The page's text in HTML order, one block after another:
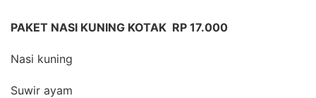
PAKET NASI KUNING KOTAK RP 17.000
Nasi kuning
Suwir ayam